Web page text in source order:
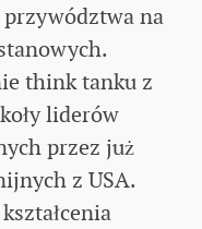
na
think tanku z
liderów
przez już
z USA.